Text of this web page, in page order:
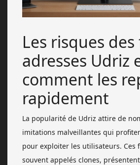
Les risques des
adresses Udriz
comment les
rapidement
La popularité de Udriz attire de
imitations malveillantes qui
pour exploiter les utilisateurs. Ces
souvent appelés clones,